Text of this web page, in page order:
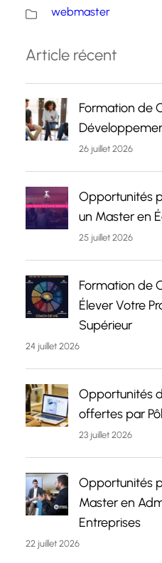
webmaster
Article récent
Formation de
26 juillet 2026
Opportunités
un Master en
25 juillet 2026
Formation de
Élever Votre
Supérieur
24 juillet 2026
Opportunités
offertes par
23 juillet 2026
Opportunités
Master en
Entreprises
22 juillet 2026